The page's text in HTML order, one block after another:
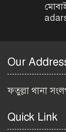
Our
ফতুল্লা থানা
Quick Link